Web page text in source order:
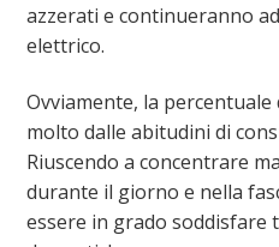
azzerati e continueranno
elettrico.
Ovviamente, la
molto dalle abitudini di
Riuscendo a concentrare
durante il giorno e nella
essere in grado soddisfare